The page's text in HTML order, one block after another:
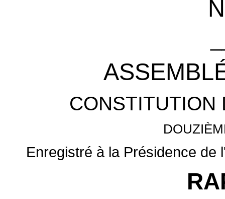
N
CONSTITUTION
Enregistré à la Présidence de